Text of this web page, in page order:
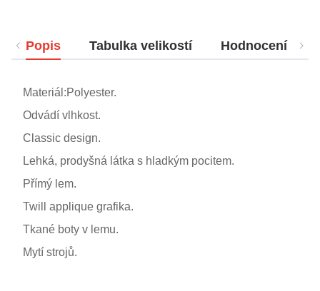
Popis Tabulka velikostí Hodnocení
Materiál:Polyester.
Odvádí vlhkost.
Classic design.
Lehká, prodyšná látka s hladkým pocitem.
Přímý lem.
Twill applique grafika.
Tkané boty v lemu.
Mytí strojů.